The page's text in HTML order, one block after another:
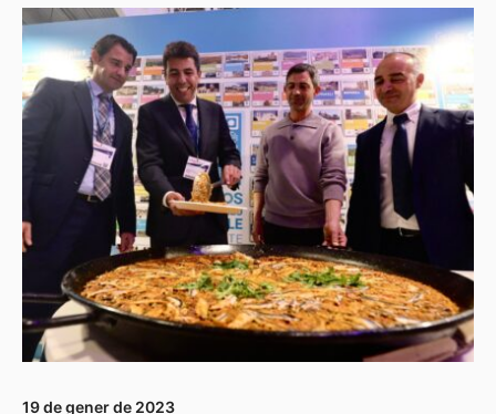
19 de gener de 2023